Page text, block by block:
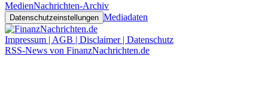
MedienNachrichten-Archiv
Datenschutzeinstellungen Mediadaten
Impressum | AGB | Disclaimer | Datenschutz
RSS-News von FinanzNachrichten.de